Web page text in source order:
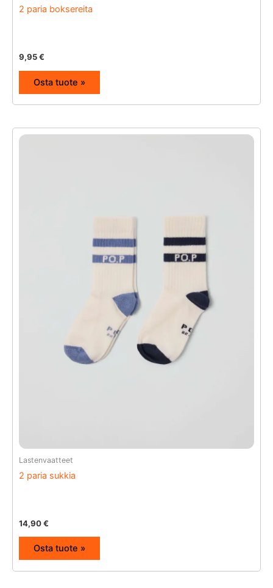
2 paria boksereita
9,95€
Osta tuote »
Lastenvaatteet
2 paria sukkia
14,90€
Osta tuote »